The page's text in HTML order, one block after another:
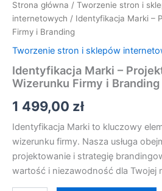
Strona główna / Tworzenie stron i
internetowych / Identyfikacja Marki –
Firmy i Branding
Tworzenie stron i sklepów
Identyfikacja Marki –
Wizerunku Firmy i Branding
1 499,00 zł
Identyfikacja Marki to kluczowy
wizerunku firmy. Nasza usługa
projektowanie i strategię
wartość i niezawodność dla Twojej